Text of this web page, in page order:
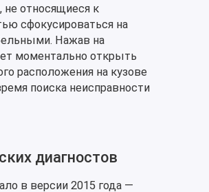
относящиеся к
сфокусироваться на
Нажав на
моментально открыть
расположения на кузове
поиска неисправности
диагностов
в версии 2015 года —